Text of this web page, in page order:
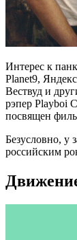
Интерес к
Planet9,
Вествуд и
рэпер Playboi
посвящен
Безусловно, у
российским